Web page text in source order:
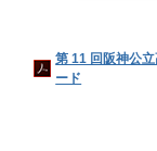
第 11 回阪神公
ード